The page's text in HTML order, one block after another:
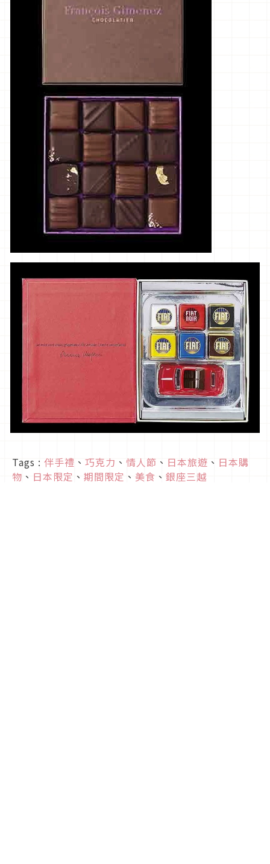
Tags : 伴手禮 、 巧克力 、 情人節 、 日本旅遊 、 日本購
物 、 日本限定 、 期間限定 、 美食 、 銀座三越